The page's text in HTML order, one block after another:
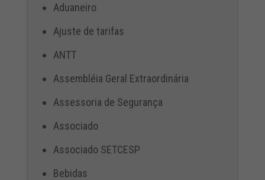
Aduaneiro
Ajuste de tarifas
ANTT
Assembléia Geral Extraordinária
Assessoria de Segurança
Associado
Associado SETCESP
Bebidas